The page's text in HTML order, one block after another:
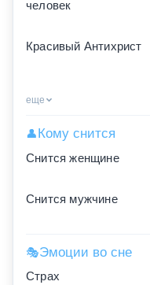
человек
Красивый Антихрист
еще
👤Кому снится
Снится женщине
Снится мужчине
🎭Эмоции во сне
Страх